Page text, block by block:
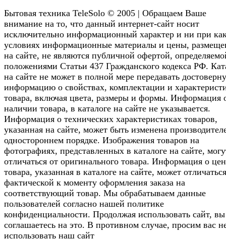
Бытовая техника TeleSolo © 2005 | Обращаем Ваше
внимание на то, что данный интернет-сайт носит
исключительно информационный характер и ни при
условиях информационные материалы и цены,
на сайте, не являются публичной офертой,
положениями Статьи 437 Гражданского кодекса РФ.
на сайте не может в полной мере передавать
информацию о свойствах, комплектации и
товара, включая цвета, размеры и формы. Информация
наличии товара, в каталоге на сайте не указывается.
Информация о технических характеристиках товаров,
указанная на сайте, может быть изменена
одностороннем порядке. Изображения товаров на
фотографиях, представленных в каталоге на сайте,
отличаться от оригинального товара. Информация о
товара, указанная в каталоге на сайте, может
фактической к моменту оформления заказа на
соответствующий товар. Мы обрабатываем данные
пользователей согласно нашей политике
конфиденциальности. Продолжая использовать сайт, вы
соглашаетесь на это. В противном случае, просим вас
использовать наш сайт